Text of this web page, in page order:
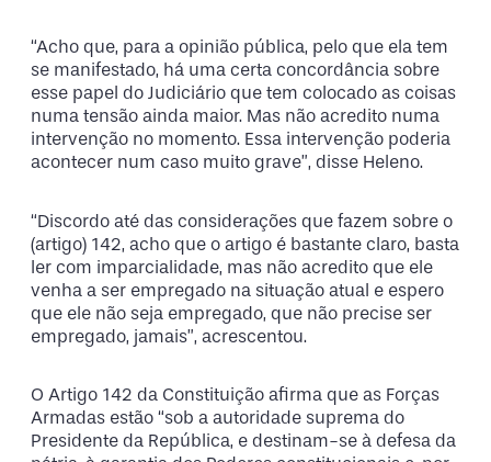
“Acho que, para a opinião pública, pelo que ela tem
se manifestado, há uma certa concordância sobre
esse papel do Judiciário que tem colocado as coisas
numa tensão ainda maior. Mas não acredito numa
intervenção no momento. Essa intervenção poderia
acontecer num caso muito grave”, disse Heleno.
“Discordo até das considerações que fazem sobre o
(artigo) 142, acho que o artigo é bastante claro, basta
ler com imparcialidade, mas não acredito que ele
venha a ser empregado na situação atual e espero
que ele não seja empregado, que não precise ser
empregado, jamais”, acrescentou.
O Artigo 142 da Constituição afirma que as Forças
Armadas estão “sob a autoridade suprema do
Presidente da República, e destinam-se à defesa da